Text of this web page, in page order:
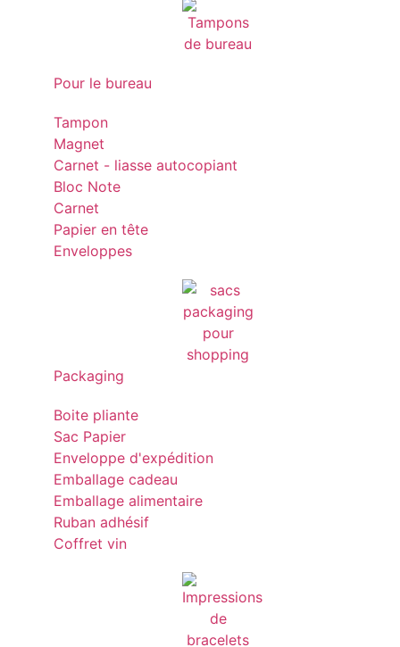
Pour le bureau
Tampon
Magnet
Carnet - liasse autocopiant
Bloc Note
Carnet
Papier en tête
Enveloppes
Packaging
Boite pliante
Sac Papier
Enveloppe d'expédition
Emballage cadeau
Emballage alimentaire
Ruban adhésif
Coffret vin